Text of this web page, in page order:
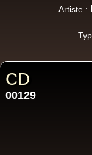
Artiste :
CD
00129